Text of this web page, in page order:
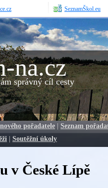
SeznamŠkol.eu
na.cz
správný cíl cesty
pořadatele | Seznam
| Soutěžní úkoly
v České Lípě